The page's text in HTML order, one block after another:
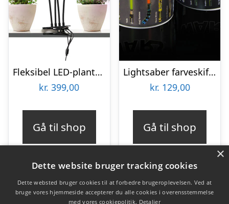
Fleksibel LED-plantelampe – KitchPro
kr. 399,00
Gå til shop
Lightsaber farveskiftende krus
kr. 129,00
Gå til shop
Varekategorier
×
Dette website bruger tracking cookies
Dette websted bruger cookies til at forbedre brugeroplevelsen. Ved at
bruge vores hjemmeside accepterer du alle cookies i overensstemmelse
med vores cookiepolitik. Detaljer